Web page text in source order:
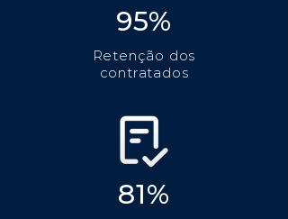
95%
Retenção dos
contratados
81%